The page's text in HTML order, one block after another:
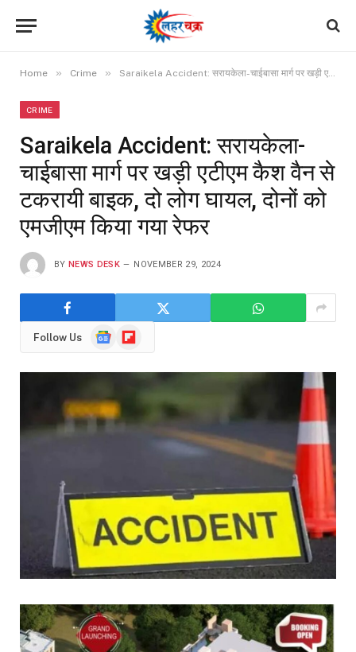
Home » Crime » Saraikela Accident: सरायकेला-चाईबासा मार्ग पर खड़ी एटीएम कैश वैन से टकरायी बाइक, दो लोग घायल, दोनों को एमजीएम किया गया रेफर
CRIME
Saraikela Accident: सरायकेला-
चाईबासा मार्ग पर खड़ी एटीएम कैश वैन से
टकरायी बाइक, दो लोग घायल, दोनों को
एमजीएम किया गया रेफर
BY NEWS DESK NOVEMBER 29, 2024
Follow Us
GoogleFlipboard